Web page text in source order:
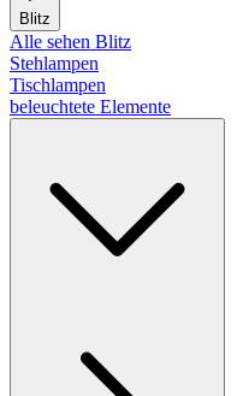
Blitz
Alle sehen Blitz
Stehlampen
Tischlampen
beleuchtete Elemente